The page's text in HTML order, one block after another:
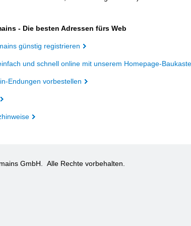
- Die besten Adressen fürs Web
günstig registrieren
und schnell online mit unserem Homepage-
Endungen vorbestellen
GmbH. Alle Rechte vorbehalten.